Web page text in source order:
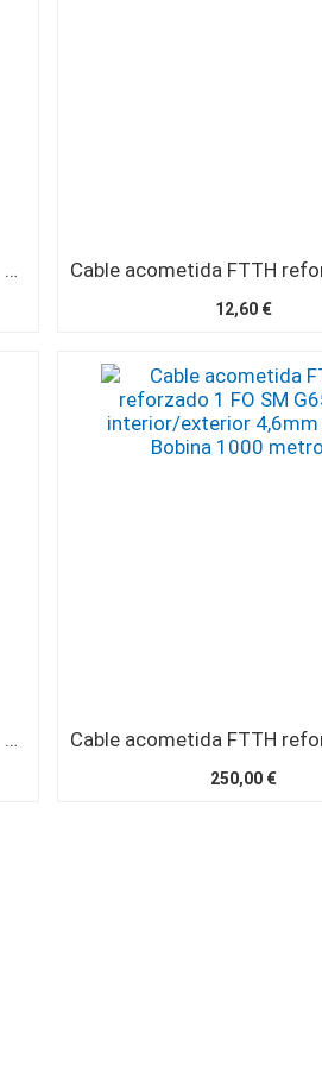
Cable acometida FTTH reforzado 1 FO SM G657A2 interior/exterior 4,6mm LSZH SC/APC 20 metros
12,60 €
Cable acometida FTTH reforzado 1 FO SM G657A2 interior/exterior 4,6mm LSZH SC/APC 150 metros
250,00 €